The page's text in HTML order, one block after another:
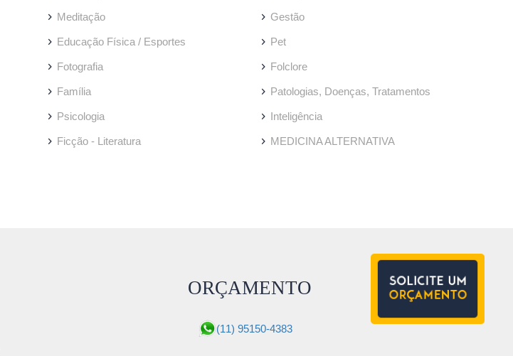
Meditação
Educação Física / Esportes
Fotografia
Família
Psicologia
Ficção - Literatura
Gestão
Pet
Folclore
Patologias, Doenças, Tratamentos
Inteligência
MEDICINA ALTERNATIVA
ORÇAMENTO
(11) 95150-4383